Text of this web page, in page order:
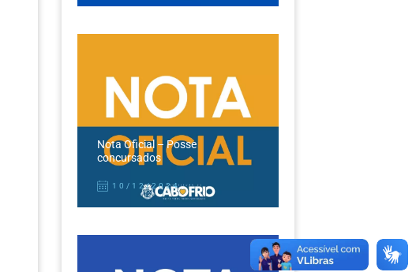
Nota Oficial – Posse
concursados
10/12/2024